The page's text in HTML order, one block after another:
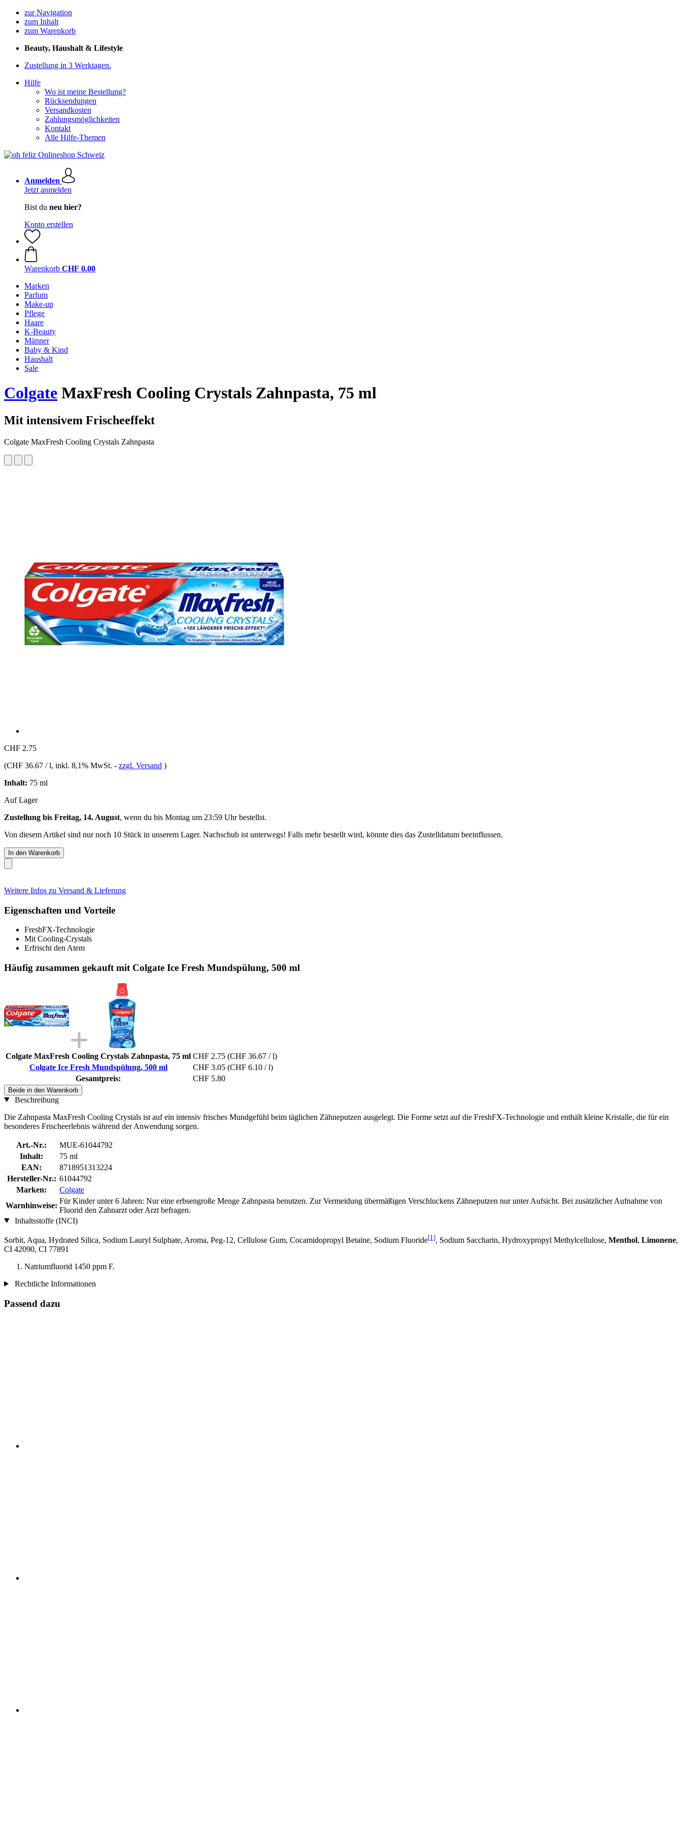
zur Navigation
zum Inhalt
zum Warenkorb
Beauty, Haushalt & Lifestyle
Zustellung in 3 Werktagen.
Hilfe
Wo ist meine Bestellung?
Rücksendungen
Versandkosten
Zahlungsmöglichkeiten
Kontakt
Alle Hilfe-Themen
Anmelden
Jetzt anmelden
Bist du neu hier?
Konto erstellen
Warenkorb CHF 0.00
Marken
Parfum
Make-up
Pflege
Haare
K-Beauty
Männer
Baby & Kind
Haushalt
Sale
Colgate MaxFresh Cooling Crystals Zahnpasta, 75 ml
Mit intensivem Frischeeffekt
Colgate MaxFresh Cooling Crystals Zahnpasta
CHF 2.75
(CHF 36.67 / l, inkl. 8,1% MwSt. - zzgl. Versand )
Inhalt: 75 ml
Auf Lager
Zustellung bis Freitag, 14. August, wenn du bis Montag um 23:59 Uhrbestellst.
Von diesem Artikel sind nur noch 10 Stück in unserem Lager. Nachschub ist unterwegs! Falls mehr bestellt wird, könnte dies das Zustelldatum beeinflussen.
In den Warenkorb
Weitere Infos zu Versand & Lieferung
Eigenschaften und Vorteile
FreshFX-Technologie
Mit Cooling-Crystals
Erfrischt den Atem
Häufig zusammen gekauft mit Colgate Ice Fresh Mundspülung, 500 ml
Colgate MaxFresh Cooling Crystals Zahnpasta, 75 ml CHF 2.75 (CHF 36.67 / l)
Colgate Ice Fresh Mundspülung, 500 ml
CHF 3.05 (CHF 6.10 / l)
Gesamtpreis:
CHF 5.80
Beide in den Warenkorb
Beschreibung
Die Zahnpasta MaxFresh Cooling Crystals ist auf ein intensiv frisches Mundgefühl beim täglichen Zähneputzen ausgelegt. Die Forme setzt auf die FreshFX-Technologie und enthält kleine Kristalle, die für ein
besonderes Frischeerlebnis während der Anwendung sorgen.
Art.-Nr.:
MUE-61044792
Inhalt:
75 ml
EAN:
8718951313224
Hersteller-Nr.: 61044792
Marken:
Colgate
Warnhinweise:
Für Kinder unter 6 Jahren: Nur eine erbsengroße Menge Zahnpasta benutzen. Zur Vermeidung übermäßigen Verschluckens Zähneputzen nur unter Aufsicht. Bei zusätzlicher Aufnahme von
Fluorid den Zahnarzt oder Arzt befragen.
Inhaltsstoffe (INCI)
Sorbit, Aqua, Hydrated Silica, Sodium Lauryl Sulphate, Aroma, Peg-12, Cellulose Gum, Cocamidopropyl Betaine, Sodium Fluoride[1], Sodium Saccharin, Hydroxypropyl Methylcellulose, Menthol, Limonene,
CI 42090, CI 77891
Natriumfluorid 1450 ppm F.
Rechtliche Informationen
Passend dazu